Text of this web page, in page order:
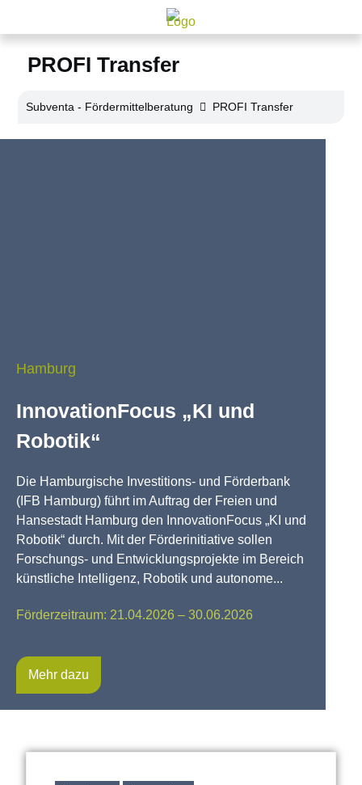
PROFI Transfer
Subventa ‐ Fördermittelberatung PROFI Transfer
Hamburg
InnovationFocus „KI und
Robotik“
Die Hamburgische Investitions- und Förderbank
(IFB Hamburg) führt im Auftrag der Freien und
Hansestadt Hamburg den InnovationFocus „KI und
Robotik“ durch. Mit der Förderinitiative sollen
Forschungs- und Entwicklungsprojekte im Bereich
künstliche Intelligenz, Robotik und autonome...
Förderzeitraum: 21.04.2026 – 30.06.2026
Mehr dazu